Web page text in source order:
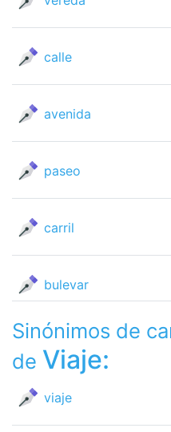
calle
avenida
paseo
carril
bulevar
Sinónimos de
de Viaje:
viaje